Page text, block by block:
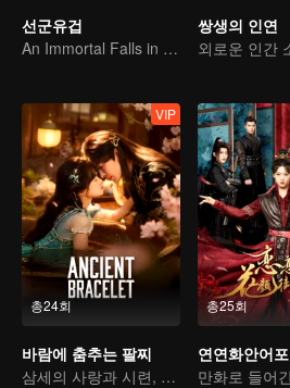
선군유겁
An Immortal Falls in Love With a Witch
쌍생의 인연
총24회
VIP
바람에 춤추는 팔찌
삼세의 사랑과 시련, 쉽게 풀 수 없다
총25회
연연화안어포